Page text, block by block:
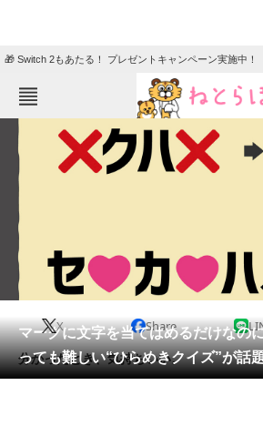
🎁 Switch 2もあたる！ プレゼントキャンペーン実施中！
TOP ニュース
エンタメ
グルメ
住まい 教育・育児
動物 リサーチ
会員記事
メディア
マークに文字を当てはめるだけな
っても難しい“ひらめきクイズ”が話
X Share
分かったとき、気持ちいい。